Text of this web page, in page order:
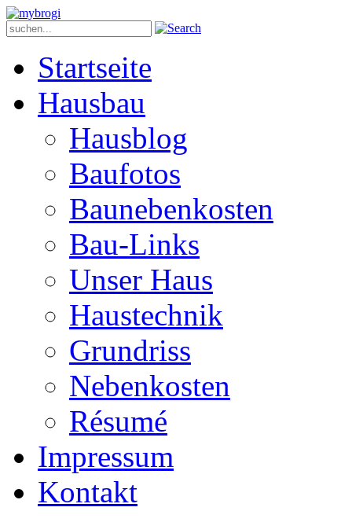
Startseite
Hausbau
Hausblog
Baufotos
Baunebenkosten
Bau-Links
Unser Haus
Haustechnik
Grundriss
Nebenkosten
Ré­su­mé
Impressum
Kontakt